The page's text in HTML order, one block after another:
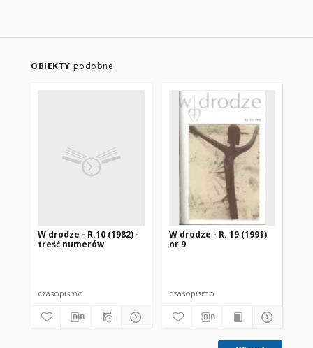
OBIEKTY podobne
W drodze - R.10 (1982) -
treść numerów
czasopismo
W drodze - R. 19 (1991)
nr 9
czasopismo